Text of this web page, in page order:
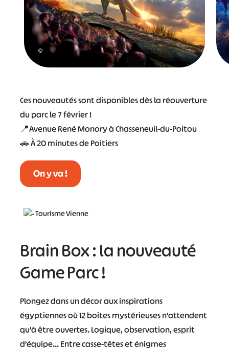
©
Ces nouveautés sont disponibles dès la réouverture
du parc le 7 février !
📍Avenue René Monory à Chasseneuil-du-Poitou
🚗 À 20 minutes de Poitiers
On y va !
Brain Box : la nouveauté
Game Parc !
Plongez dans un décor aux inspirations
égyptiennes où 12 boîtes mystérieuses n’attendent
qu’à être ouvertes. Logique, observation, esprit
d’équipe… Entre casse-têtes et énigmes